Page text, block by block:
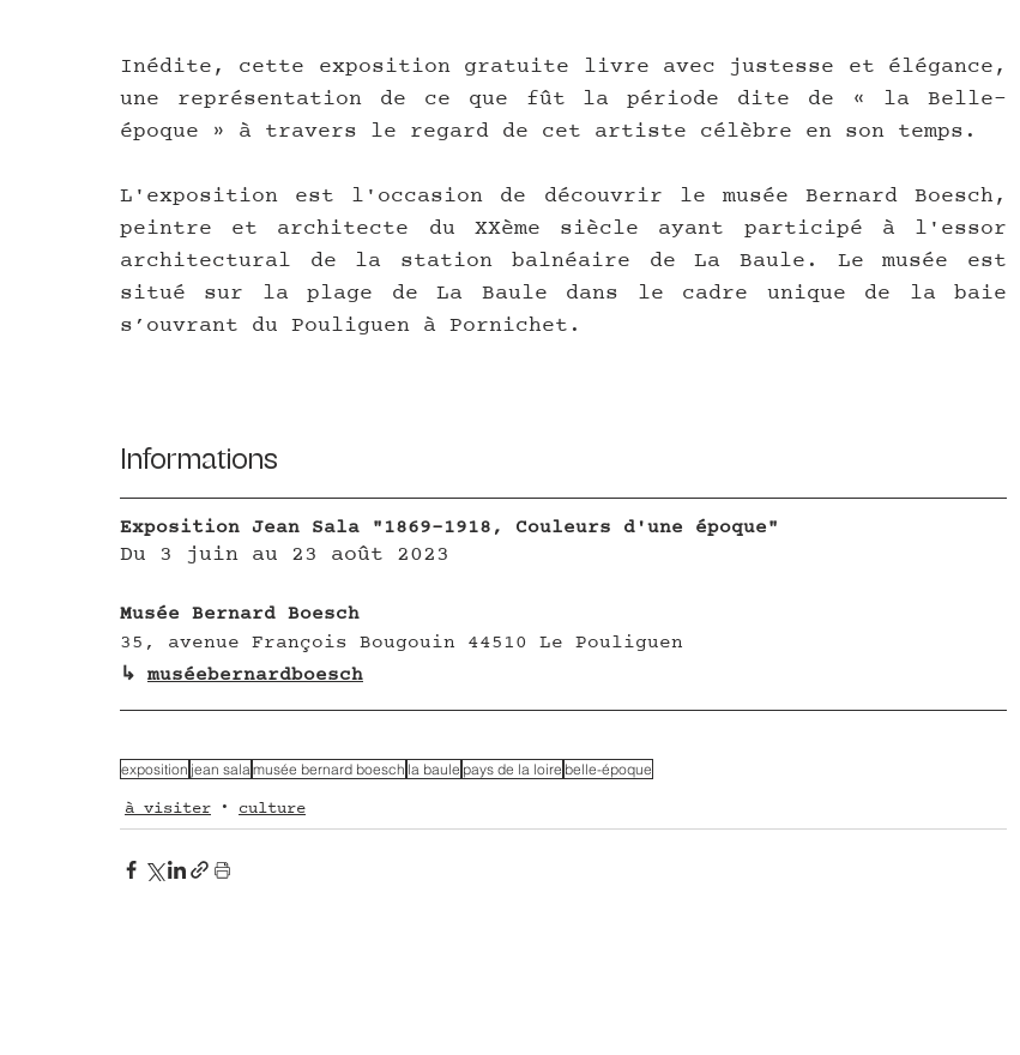
Inédite, cette exposition gratuite livre avec justesse et élégance,
une représentation de ce que fût la période dite de « la Belle-
époque » à travers le regard de cet artiste célèbre en son temps.
L'exposition est l'occasion de découvrir le musée Bernard Boesch,
peintre et architecte du XXème siècle ayant participé à l'essor
architectural de la station balnéaire de La Baule. Le musée est
situé sur la plage de La Baule dans le cadre unique de la baie
s’ouvrant du Pouliguen à Pornichet.
Informations
Exposition Jean Sala "1869-1918, Couleurs d'une époque"
Du 3 juin au 23 août 2023
Musée Bernard Boesch
35, avenue François Bougouin 44510 Le Pouliguen
↳ muséebernardboesch
exposition jean salamusée bernard boesch la baule pays de la loire belle-époque
à visiter culture